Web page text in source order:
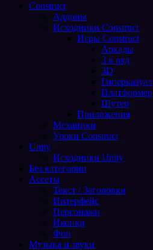
Construct
Аддоны
Исходники Construct
Игры Construct
Аркады
3 в ряд
3D
Гиперказуал
Платформер
Шутер
Приложения
Механики
Уроки Construct
Unity
Исходники Unity
Без категории
Ассеты
Текст / Заголовки
Интерфейс
Персонажи
Иконки
Фон
Музыка и звуки